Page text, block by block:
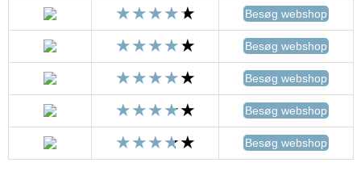
Besøg webshop
Besøg webshop
Besøg webshop
Besøg webshop
Besøg webshop